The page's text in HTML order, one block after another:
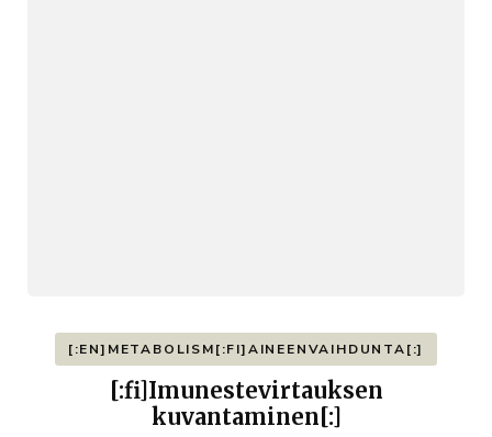
[:EN]METABOLISM[:FI]AINEENVAIHDUNTA[:]
[:fi]Imunestevirtauksen
kuvantaminen[:]